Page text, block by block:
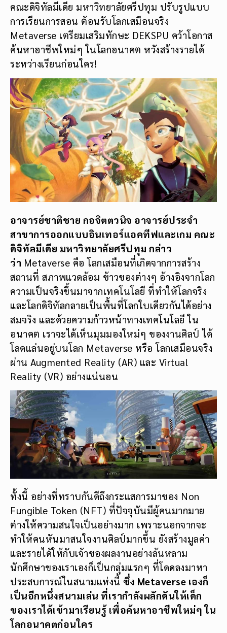
คณะดิจิทัลมีเดีย มหาวิทยาลัยศรีปทุม ปรับรูปแบบ
การเรียนการสอน ต้อนรับโลกเสมือนจริง
Metaverse เตรียมเสริมทักษะ DEKSPU คว้าโอกาส
ค้นหาอาชีพใหม่ๆ ในโลกอนาคต หวังสร้างรายได้
ระหว่างเรียนก่อนใคร!
อาจารย์ชาติชาย กอจิตตวนิจ อาจารย์ประจำ
สาขาการออกแบบอินเทอร์แอคทีฟและเกม คณะ
ดิจิทัลมีเดีย มหาวิทยาลัยศรีปทุม กล่าว
ว่า Metaverse คือ โลกเสมือนที่เกิดจากการสร้าง
สถานที่ สภาพแวดล้อม ข้าวของต่างๆ อ้างอิงจากโลก
ความเป็นจริงขึ้นมาจากเทคโนโลยี ที่ทำให้โลกจริง
และโลกดิจิทัลกลายเป็นพื้นที่โลกใบเดียวกันได้อย่าง
สมจริง และด้วยความก้าวหน้าทางเทคโนโลยี ใน
อนาคต เราจะได้เห็นมุมมองใหม่ๆ ของงานศิลป์ ได้
โลดแล่นอยู่บนโลก Metaverse หรือ โลกเสมือนจริง
ผ่าน Augmented Reality (AR) และ Virtual
Reality (VR) อย่างแน่นอน
ทั้งนี้ อย่างที่ทราบกันดีถึงกระแสการมาของ Non
Fungible Token (NFT) ที่ปัจจุบันมีผู้คนมากมาย
ต่างให้ความสนใจเป็นอย่างมาก เพราะนอกจากจะ
ทำให้คนหันมาสนใจงานศิลป์มากขึ้น ยังสร้างมูลค่า
และรายได้ให้กับเจ้าของผลงานอย่างล้นหลาม
นักศึกษาของเราเองก็เป็นกลุ่มแรกๆ ที่โดดลงมาหา
ประสบการณ์ในสนามแห่งนี้ ซึ่ง Metaverse เองก็
เป็นอีกหนึ่งสนามเล่น ที่เรากำลังผลักดันให้เด็ก
ของเราได้เข้ามาเรียนรู้ เพื่อค้นหาอาชีพใหม่ๆ ใน
โลกอนาคตก่อนใคร